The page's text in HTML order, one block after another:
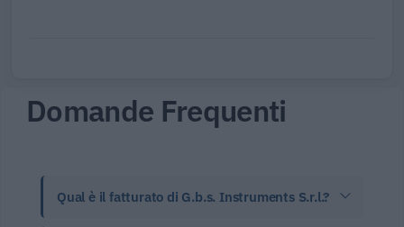
Domande Frequenti
Qual è il fatturato di G.b.s. Instruments S.r.l.?